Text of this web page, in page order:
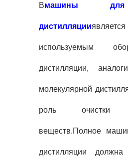
Вмашины для
дистилляции
используемым
дистилляции,
молекулярной
роль очистки
веществ.Полное
дистилляции должна